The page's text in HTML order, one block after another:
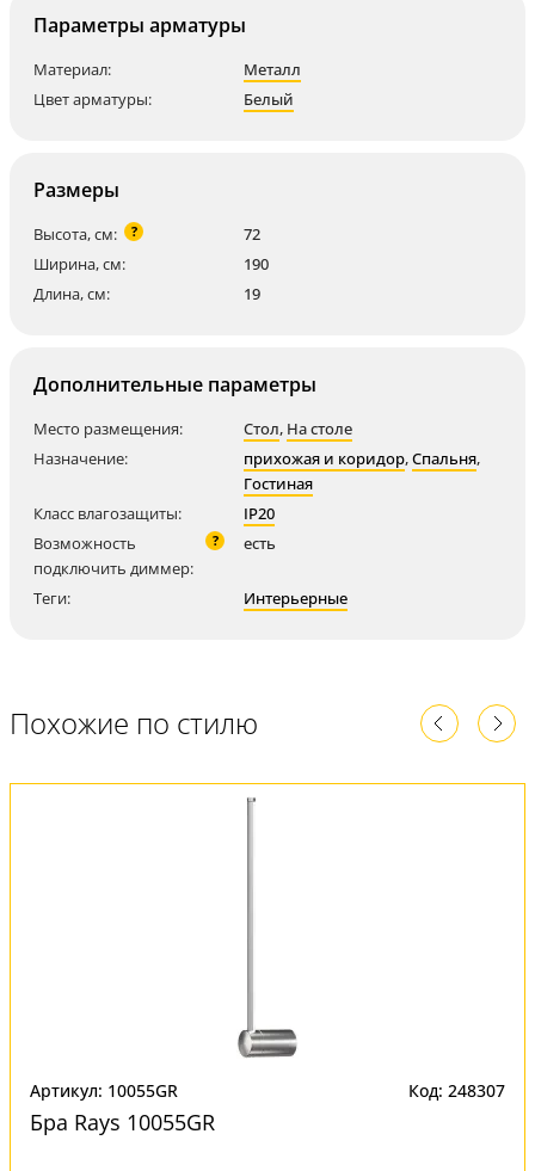
Параметры арматуры
Материал:
Металл
Цвет арматуры:
Белый
Размеры
Высота, см: ?
72
Ширина, см:
190
Длина, см:
19
Дополнительные параметры
Место размещения: Стол, На столе
Назначение:
прихожая и коридор,Спальня,
Гостиная
Класс влагозащиты:
IP20
Возможность
подключить диммер:
? есть
Теги: Интерьерные
Похожие по стилю
Артикул: 10055GR Код: 248307
Бра Rays 10055GR